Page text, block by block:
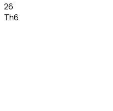
26
Th6